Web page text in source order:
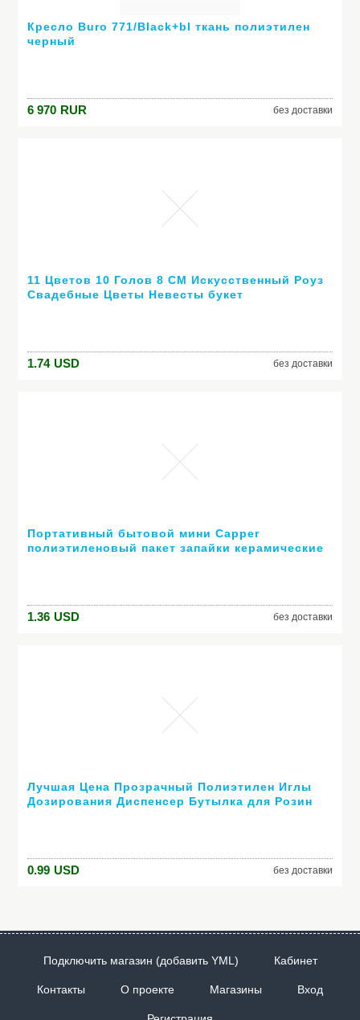
Кресло Buro 771/Black+bl ткань полиэтилен
черный
6 970 RUR без доставки
11 Цветов 10 Голов 8 СМ Искусственный Роуз
Свадебные Цветы Невесты букет
1.74 USD без доставки
Портативный бытовой мини Capper
полиэтиленовый пакет запайки керамические
1.36 USD без доставки
Лучшая Цена Прозрачный Полиэтилен Иглы
Дозирования Диспенсер Бутылка для Розин
0.99 USD без доставки
Подключить магазин (добавить YML) Кабинет
Контакты О проекте Магазины Вход